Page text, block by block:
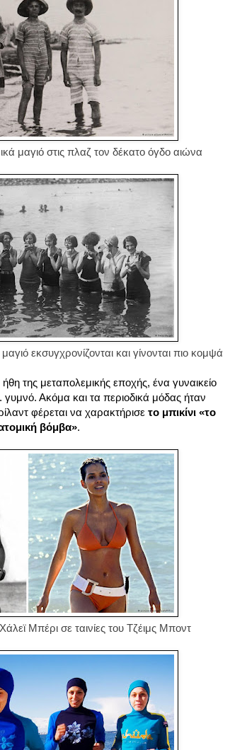
μαγιό στις πλαζ τον δέκατο όγδο αιώνα
εκσυγχρονίζονται και γίνονται πιο κομψά
της μεταπολεμικής εποχής, ένα γυναικείο
Ακόμα και τα περιοδικά μόδας ήταν
φέρεται να χαρακτήρισε το μπικίνι «το
βόμβα».
Μπέρι σε ταινίες του Τζέιμς Μποντ